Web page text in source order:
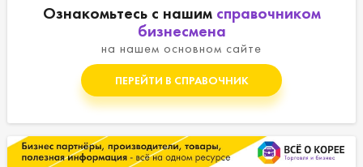
Ознакомьтесь с нашим справочником
бизнесмена
на нашем основном сайте
ПЕРЕЙТИ В СПРАВОЧНИК